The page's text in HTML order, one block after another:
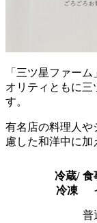
「三ツ星ファー
オリティともに三
す。
有名店の料理人や
慮した和洋中に加
冷蔵/
冷凍
食
普